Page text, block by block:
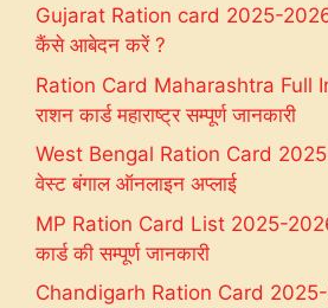
Gujarat Ration card 2025-2026
कैंसे आबेदन करें ?
Ration Card Maharashtra Full
राशन कार्ड महाराष्ट्र सम्पूर्ण जानकारी
West Bengal Ration Card
वेस्ट बंगाल ऑनलाइन अप्लाई
MP Ration Card List 2025-
कार्ड की सम्पूर्ण जानकारी
Chandigarh Ration Card 2025-